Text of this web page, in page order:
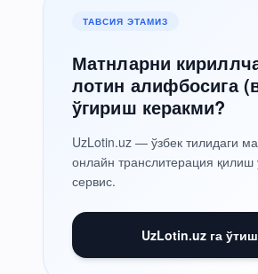
ТАВСИЯ ЭТАМИЗ
Матнларни
лотин алифбосига
ўгириш керакми?
UzLotin.uz — ўзбек тилидаги
онлайн транслитерация қилиш
сервис.
UzLotin.uz га ўтиш